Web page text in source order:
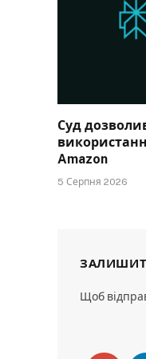
Суд
Amazon
5 Серпня 2026
Щоб